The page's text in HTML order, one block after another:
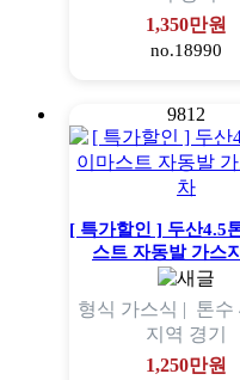
1,350만원
no.18990
9812
[ 특가할인 ] 두산4.5
스트 자동발 가스
형식 가스식 | 톤수
지역 경기
1,250만원